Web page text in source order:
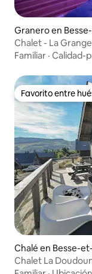
Granero en
Chalet - La Grange
Familiar · Calidad-
Favorito entre
Favorito entre
Chalé en Besse-
Chalet La